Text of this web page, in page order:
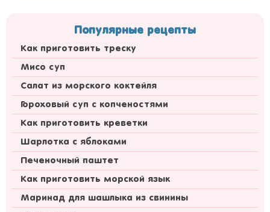
Популярные рецепты
Как приготовить треску
Мисо суп
Салат из морского коктейля
Гороховый суп с копченостями
Как приготовить креветки
Шарлотка с яблоками
Печеночный паштет
Как приготовить морской язык
Маринад для шашлыка из свинины